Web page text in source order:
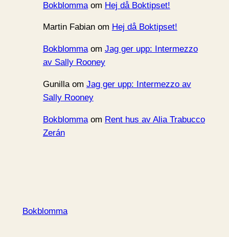
Bokblommaom Hej då Boktipset!
Martin Fabianom Hej då Boktipset!
Bokblommaom Jag ger upp: Intermezzo
av Sally Rooney
Gunillaom Jag ger upp: Intermezzo av
Sally Rooney
Bokblommaom Rent hus av Alia Trabucco
Zerán
Bokblomma